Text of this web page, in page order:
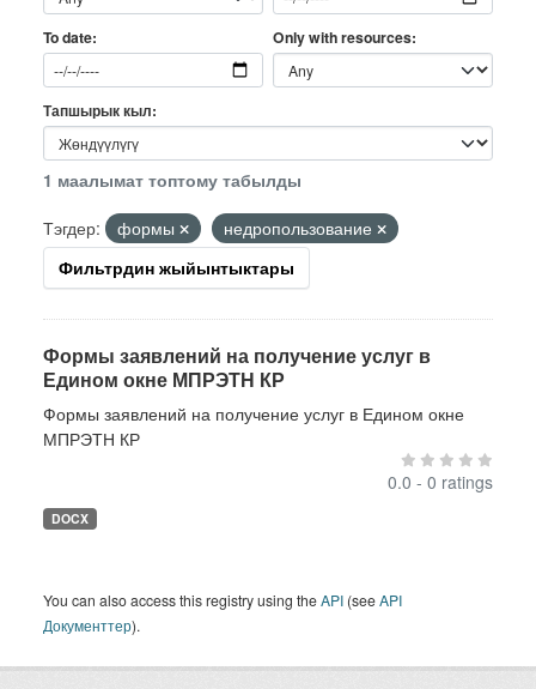
To date Only with resources
Тапшырык кыл
1 маалымат топтому табылды
Тэгдер:
формы
недропользование
Фильтрдин жыйынтыктары
Формы заявлений на получение услуг в
Едином окне МПРЭТН КР
Формы заявлений на получение услуг в Едином окне
МПРЭТН КР
0.0 - 0 ratings
DOCX
You can also access this registry using theAPI (seeAPI
Документтер).